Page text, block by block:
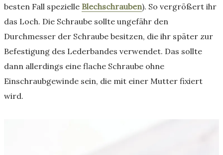
besten Fall spezielle Blechschrauben). So vergrößert ihr
das Loch. Die Schraube sollte ungefähr den
Durchmesser der Schraube besitzen, die ihr später zur
Befestigung des Lederbandes verwendet. Das sollte
dann allerdings eine flache Schraube ohne
Einschraubgewinde sein, die mit einer Mutter fixiert
wird.